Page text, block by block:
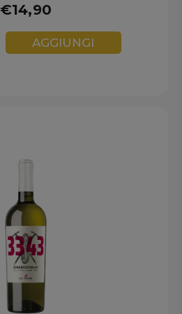
€14,90
AGGIUNGI